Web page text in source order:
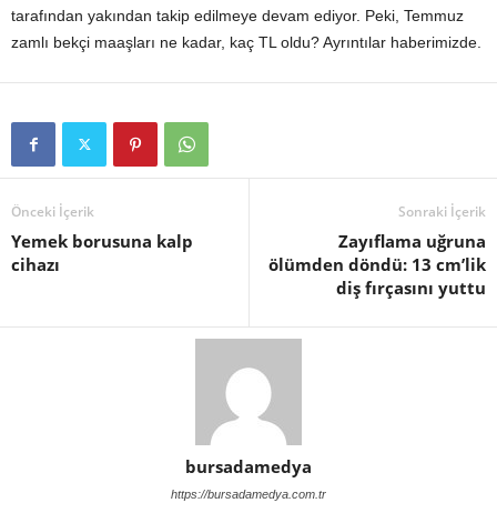
tarafından yakından takip edilmeye devam ediyor. Peki, Temmuz
zamlı bekçi maaşları ne kadar, kaç TL oldu? Ayrıntılar haberimizde.
Önceki İçerik
Yemek borusuna kalp
cihazı
Sonraki İçerik
Zayıflama uğruna
ölümden döndü: 13 cm’lik
diş fırçasını yuttu
bursadamedya
https://bursadamedya.com.tr